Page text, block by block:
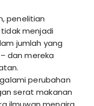
penelitian
menjadi
jumlah yang
dan mereka
perubahan
serat makanan